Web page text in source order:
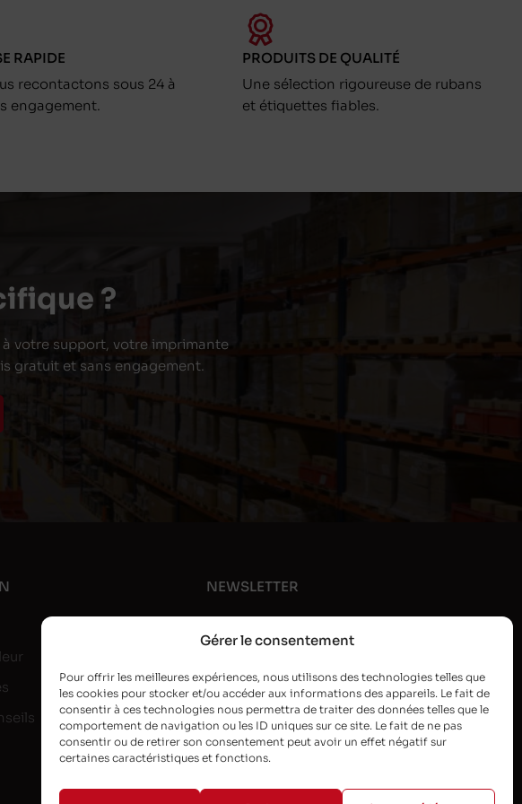
Gérer le consentement
Pour offrir les meilleures expériences, nous utilisons des technologies telles que
les cookies pour stocker et/ou accéder aux informations des appareils. Le fait de
consentir à ces technologies nous permettra de traiter des données telles que le
comportement de navigation ou les ID uniques sur ce site. Le fait de ne pas
consentir ou de retirer son consentement peut avoir un effet négatif sur
certaines caractéristiques et fonctions.
RAPIDE
recontactons sous 24 à
engagement.
PRODUITS DE QUALITÉ
Une sélection rigoureuse de rubans
et étiquettes fiables.
?
votre support, votre imprimante
gratuit et sans engagement.
NEWSLETTER